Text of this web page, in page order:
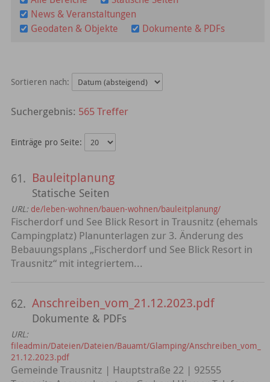
News & Veranstaltungen
Geodaten & Objekte
Dokumente & PDFs
Sortieren nach:
565 Treffer
Einträge pro Seite:
61. Bauleitplanung
Statische Seiten
URL: de/leben-wohnen/bauen-wohnen/bauleitplanung/
Fischerdorf und See Blick Resort in Trausnitz (ehemals
Campingplatz) Planunterlagen zur 3. Änderung des
Bebauungsplans „Fischerdorf und See Blick Resort in
Trausnitz“ mit integriertem...
62. Anschreiben_vom_21.12.2023.pdf
Dokumente & PDFs
URL:
fileadmin/Dateien/Dateien/Bauamt/Glamping/Anschreiben_vom_
21.12.2023.pdf
Gemeinde Trausnitz | Hauptstraße 22 | 92555